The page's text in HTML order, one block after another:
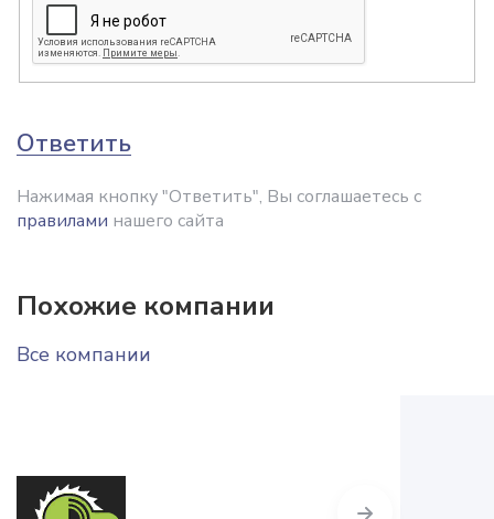
Ответить
Нажимая кнопку "Ответить", Вы соглашаетесь с
правилами нашего сайта
Похожие компании
Все компании